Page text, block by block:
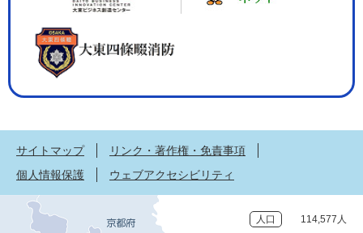
サイトマップ
リンク・著作権・免責事項
個人情報保護
ウェブアクセシビリティ
人口 114,577人